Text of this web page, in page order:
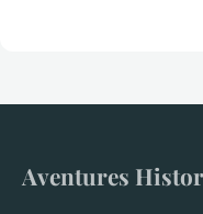
Aventures